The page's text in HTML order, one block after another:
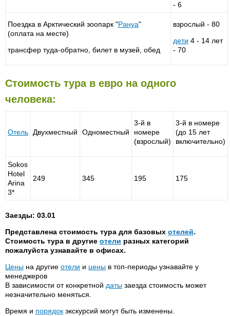
- 6
Поездка в Арктический зоопарк "Рануа"
(оплата на месте)
трансфер туда-обратно, билет в музей, обед
взрослый - 80
дети 4 - 14 лет
- 70
Стоимость тура в евро на одного
человека:
Отель Двухместный Одноместный
3-й в
номере
(взрослый)
3-й в номере
(до 15 лет
включительно)
Sokos
Hotel
Arina
3*
249 345 195 175
Заезды: 03.01
Представлена стоимость тура для базовых отелей.
Стоимость тура в другие отели разных категорий
пожалуйста узнавайте в офисах.
Цены на другие отели и цены в топ-периоды узнавайте у
менеджеров
В зависимости от конкретной даты заезда стоимость может
незначительно меняться.
Время и порядок экскурсий могут быть изменены.